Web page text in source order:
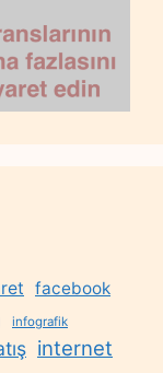
facebook
infografik
internet